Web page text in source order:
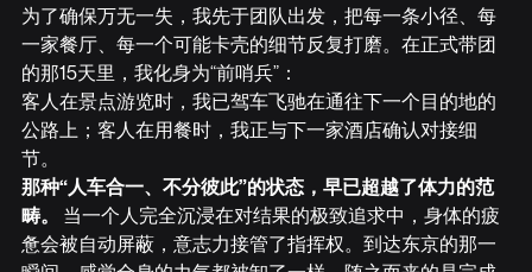
为了确保万无一失，我先于团队出发，把每一条小径、每
一家餐厅、每一个可能卡壳的细节反复打磨。在正式带团
的那15天里，我化身为“前哨兵”：
客人在景点游览时，我已驾车飞驰在通往下一个目的地的
公路上；客人在用餐时，我正与下一家酒店确认对接细
节。
那种“人车合一、不分彼此”的状态，早已超越了体力的范
畴。
当一个人完全沉浸在对结果的极致追求中，身体的疲
惫会被自动屏蔽，意志力接管了指挥权。到达东京的那一